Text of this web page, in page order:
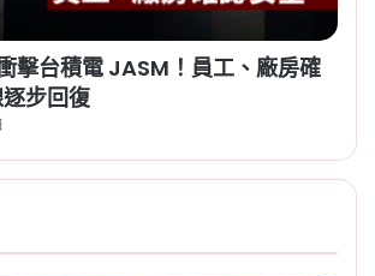
擊台積電 JASM！員工、廠房確
步回復